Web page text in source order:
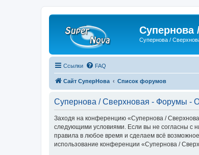
Супернова
Супернова /
Ссылки FAQ
Сайт СуперНова Список форумов
Супернова / Сверхновая - Форумы -
Заходя на конференцию «Супернова /
следующими условиями. Если вы не согласны с
правила в любое время и сделаем всё
использование конференции «Супернова /